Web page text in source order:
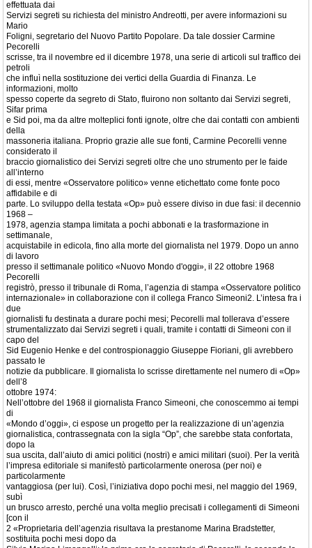
effettuata dai
Servizi segreti su richiesta del ministro Andreotti, per avere informazioni su
Mario
Foligni, segretario del Nuovo Partito Popolare. Da tale dossier Carmine
Pecorelli
scrisse, tra il novembre ed il dicembre 1978, una serie di articoli sul traffico dei
petroli
che influì nella sostituzione dei vertici della Guardia di Finanza. Le
informazioni, molto
spesso coperte da segreto di Stato, fluirono non soltanto dai Servizi segreti,
Sifar prima
e Sid poi, ma da altre molteplici fonti ignote, oltre che dai contatti con ambienti
della
massoneria italiana. Proprio grazie alle sue fonti, Carmine Pecorelli venne
considerato il
braccio giornalistico dei Servizi segreti oltre che uno strumento per le faide
all’interno
di essi, mentre «Osservatore politico» venne etichettato come fonte poco
affidabile e di
parte. Lo sviluppo della testata «Op» può essere diviso in due fasi: il decennio
1968 –
1978, agenzia stampa limitata a pochi abbonati e la trasformazione in
settimanale,
acquistabile in edicola, fino alla morte del giornalista nel 1979. Dopo un anno
di lavoro
presso il settimanale politico «Nuovo Mondo d'oggi», il 22 ottobre 1968
Pecorelli
registrò, presso il tribunale di Roma, l’agenzia di stampa «Osservatore politico
internazionale» in collaborazione con il collega Franco Simeoni2. L’intesa fra i
due
giornalisti fu destinata a durare pochi mesi; Pecorelli mal tollerava d’essere
strumentalizzato dai Servizi segreti i quali, tramite i contatti di Simeoni con il
capo del
Sid Eugenio Henke e del controspionaggio Giuseppe Fioriani, gli avrebbero
passato le
notizie da pubblicare. Il giornalista lo scrisse direttamente nel numero di «Op»
dell’8
ottobre 1974:
Nell’ottobre del 1968 il giornalista Franco Simeoni, che conoscemmo ai tempi
di
«Mondo d’oggi», ci espose un progetto per la realizzazione di un’agenzia
giornalistica, contrassegnata con la sigla “Op”, che sarebbe stata confortata,
dopo la
sua uscita, dall’aiuto di amici politici (nostri) e amici militari (suoi). Per la verità
l’impresa editoriale si manifestò particolarmente onerosa (per noi) e
particolarmente
vantaggiosa (per lui). Così, l’iniziativa dopo pochi mesi, nel maggio del 1969,
subì
un brusco arresto, perché una volta meglio precisati i collegamenti di Simeoni
[con il
2 «Proprietaria dell’agenzia risultava la prestanome Marina Bradstetter,
sostituita pochi mesi dopo da